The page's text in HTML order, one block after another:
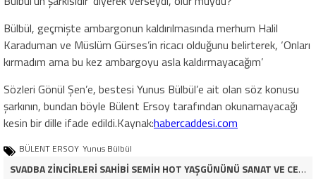
Bülbül, geçmişte ambargonun kaldırılmasında merhum Halil
Karaduman ve Müslüm Gürses’in ricacı olduğunu belirterek, ‘Onları
kırmadım ama bu kez ambargoyu asla kaldırmayacağım’
Sözleri Gönül Şen’e, bestesi Yunus Bülbül’e ait olan söz konusu
şarkının, bundan böyle Bülent Ersoy tarafından okunamayacağı
kesin bir dille ifade edildi.Kaynak:habercaddesi.com
BÜLENT ERSOY Yunus Bülbül
SVADBA ZİNCİRLERİ SAHİBİ SEMİH HOT YAŞGÜNÜNÜ SANAT VE CEMİYET DÜNYASININ ÜNLÜ İSİMLERİYLE KUTLADI!